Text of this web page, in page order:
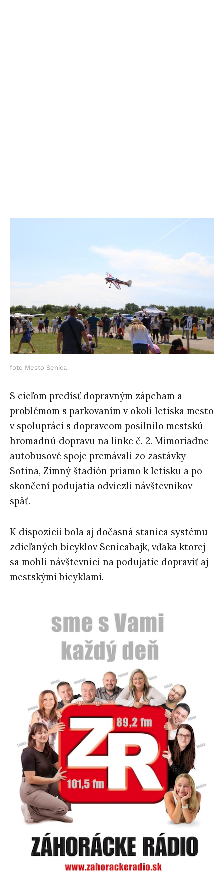
foto Mesto Senica
S cieľom predísť dopravným zápcham a
problémom s parkovaním v okolí letiska mesto
v spolupráci s dopravcom posilnilo mestskú
hromadnú dopravu na linke č. 2. Mimoriadne
autobusové spoje premávali zo zastávky
Sotina, Zimný štadión priamo k letisku a po
skončení podujatia odviezli návštevníkov
späť.
K dispozícii bola aj dočasná stanica systému
zdieľaných bicyklov Senicabajk, vďaka ktorej
sa mohli návštevníci na podujatie dopraviť aj
mestskými bicyklami.